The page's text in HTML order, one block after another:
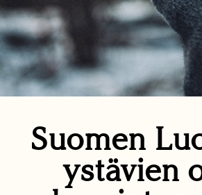
Suomen
ystävien